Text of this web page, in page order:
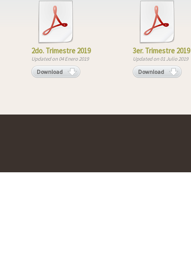
2do. Trimestre 2019
Updated on 04 Enero 2019
Download
3er. Trimestre 2019
Updated on 01 Julio 2019
Download